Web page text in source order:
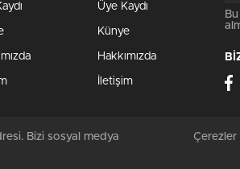
Üye Kaydı
Künye
Hakkımızda
İletişim
Bizi sosyal medya
Çerezler